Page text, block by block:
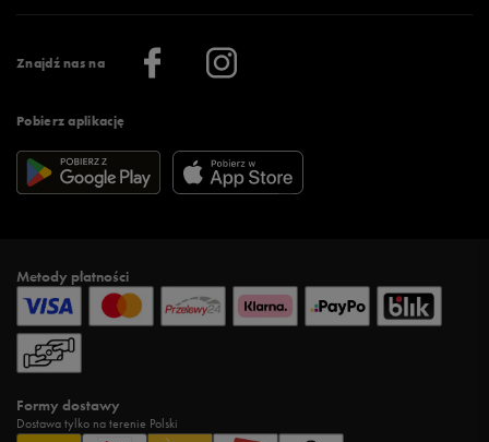
Znajdź nas na
Pobierz aplikację
Regulamin aplikacji 50 style
Więcej regulaminów >
Praca
Informacje o firmie
Metody płatności
Formy dostawy
Dostawa tylko na terenie Polski